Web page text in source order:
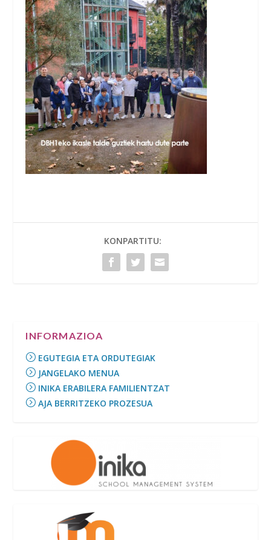
KONPARTITU:
INFORMAZIOA
EGUTEGIA ETA ORDUTEGIAK
JANGELAKO MENUA
INIKA ERABILERA FAMILIENTZAT
AJA BERRITZEKO PROZESUA